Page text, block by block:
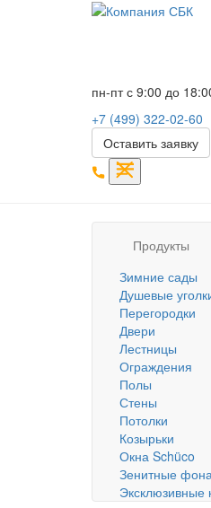
пн-пт с 9:00 до
+7 (499) 322-02-60
Оставить заявку
Продукты
Зимние сады
Душевые
Перегородки
Двери
Лестницы
Ограждения
Полы
Стены
Потолки
Козырьки
Окна Schüco
Зенитные
Эксклюзивные